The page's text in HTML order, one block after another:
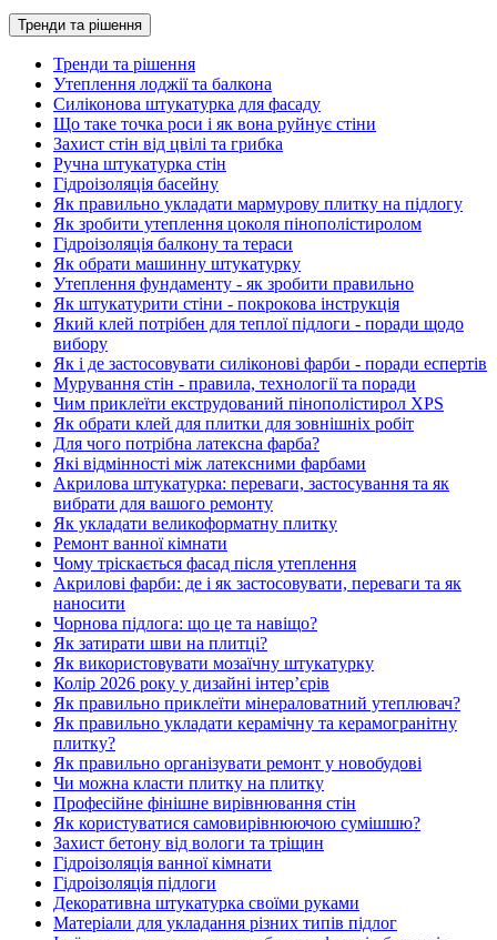
Тренди та рішення
Тренди та рішення
Утеплення лоджії та балкона
Силіконова штукатурка для фасаду
Що таке точка роси і як вона руйнує стіни
Захист стін від цвілі та грибка
Ручна штукатурка стін
Гідроізоляція басейну
Як правильно укладати мармурову плитку на підлогу
Як зробити утеплення цоколя пінополістиролом
Гідроізоляція балкону та тераси
Як обрати машинну штукатурку
Утеплення фундаменту - як зробити правильно
Як штукатурити стіни - покрокова інструкція
Який клей потрібен для теплої підлоги - поради щодо
вибору
Як і де застосовувати силіконові фарби - поради еспертів
Мурування стін - правила, технології та поради
Чим приклеїти екструдований пінополістирол XPS
Як обрати клей для плитки для зовнішніх робіт
Для чого потрібна латексна фарба?
Які відмінності між латексними фарбами
Акрилова штукатурка: переваги, застосування та як
вибрати для вашого ремонту
Як укладати великоформатну плитку
Ремонт ванної кімнати
Чому тріскається фасад після утеплення
Акрилові фарби: де і як застосовувати, переваги та як
наносити
Чорнова підлога: що це та навіщо?
Як затирати шви на плитці?
Як використовувати мозаїчну штукатурку
Колір 2026 року у дизайні інтерʼєрів
Як правильно приклеїти мінераловатний утеплювач?
Як правильно укладати керамічну та керамогранітну
плитку?
Як правильно організувати ремонт у новобудові
Чи можна класти плитку на плитку
Професійне фінішне вирівнювання стін
Як користуватися самовирівнюючою сумішшю?
Захист бетону від вологи та тріщин
Гідроізоляція ванної кімнати
Гідроізоляція підлоги
Декоративна штукатурка своїми руками
Матеріали для укладання різних типів підлог